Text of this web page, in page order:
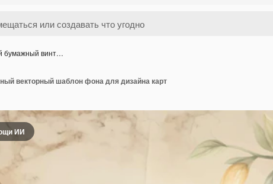
бумажный винт…
ИИ
векторный шаблон фона для дизайна карт